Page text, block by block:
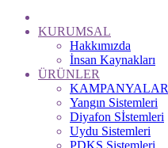
KURUMSAL
Hakkımızda
İnsan Kaynakları
ÜRÜNLER
KAMPANYALAR
Yangın Sistemleri
Diyafon Sİstemleri
Uydu Sistemleri
PDKS Sistemleri